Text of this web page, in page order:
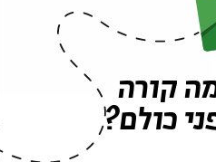
קהילות מודרות ומדוכאות
והמיינסטרימי.
״זמנים״, היוצא
תל אביב, מוקדש
קורה
כולם?